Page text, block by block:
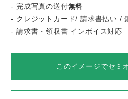
- 完成写真の送付無料
- クレジットカード/ 請求書払い /
- 請求書・領収書 インボイス対応
このイメージでセミ